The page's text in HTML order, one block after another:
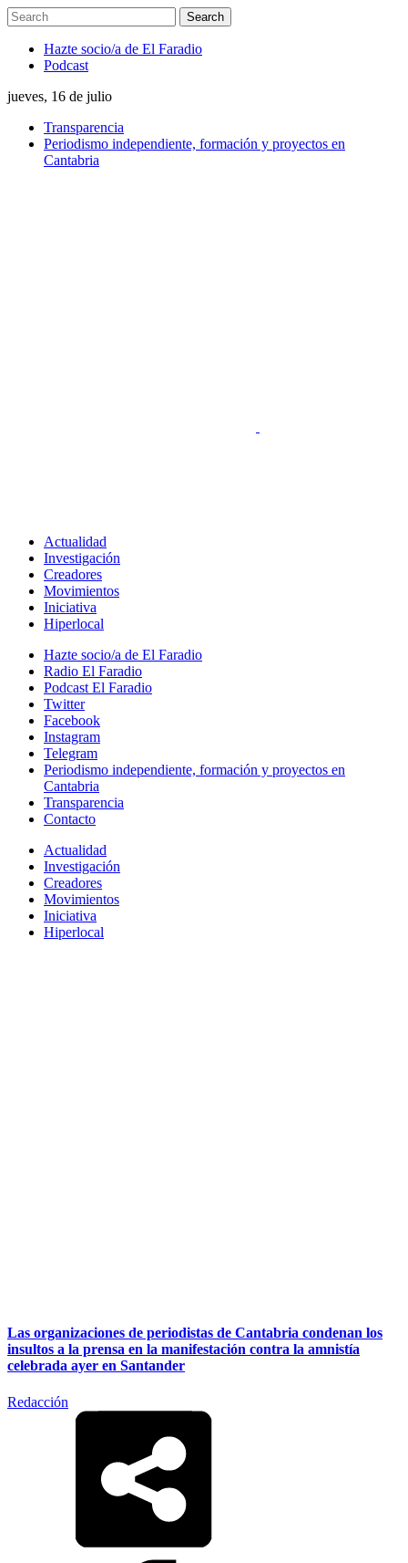
Hazte socio/a de El Faradio
Podcast
jueves, 16 de julio
Transparencia
Periodismo independiente, formación y proyectos en
Cantabria
Actualidad
Investigación
Creadores
Movimientos
Iniciativa
Hiperlocal
Hazte socio/a de El Faradio
Radio El Faradio
Podcast El Faradio
Twitter
Facebook
Instagram
Telegram
Periodismo independiente, formación y proyectos en
Cantabria
Transparencia
Contacto
Actualidad
Investigación
Creadores
Movimientos
Iniciativa
Hiperlocal
Las organizaciones de periodistas de Cantabria condenan los
insultos a la prensa en la manifestación contra la amnistía
celebrada ayer en Santander
Redacción